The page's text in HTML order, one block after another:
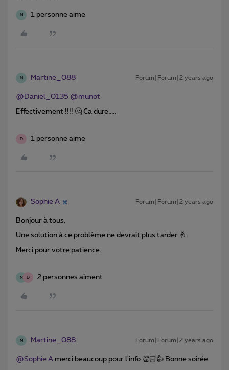
M 1 personne aime
M Martine_088 Forum|Forum|2 years ago
@Daniel_0135 @munot
Effectivement !!!! 🤔 Ca dure.....
D 1 personne aime
Sophie A Forum|Forum|2 years ago
Bonjour à tous,
Une solution à ce problème ne devrait plus tarder 🤞.
Merci pour votre patience.
M D 2 personnes aiment
M Martine_088 Forum|Forum|2 years ago
@Sophie A merci beaucoup pour l'info 👏🏻👍 Bonne soirée